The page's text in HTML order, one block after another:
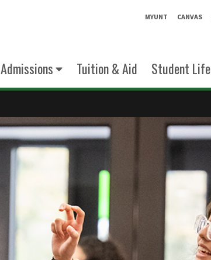
MYUNT CANVAS
Admissions Tuition & Aid Student Life